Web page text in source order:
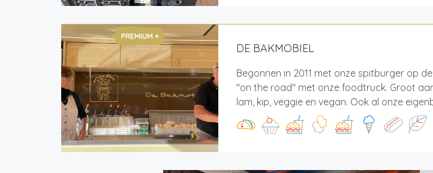
PREMIUM +
DE BAKMOBIEL
Begonnen in 2011 met onze spitburger op
"on the road" met onze foodtruck. Groot
lam, kip, veggie en vegan. Ook al onze